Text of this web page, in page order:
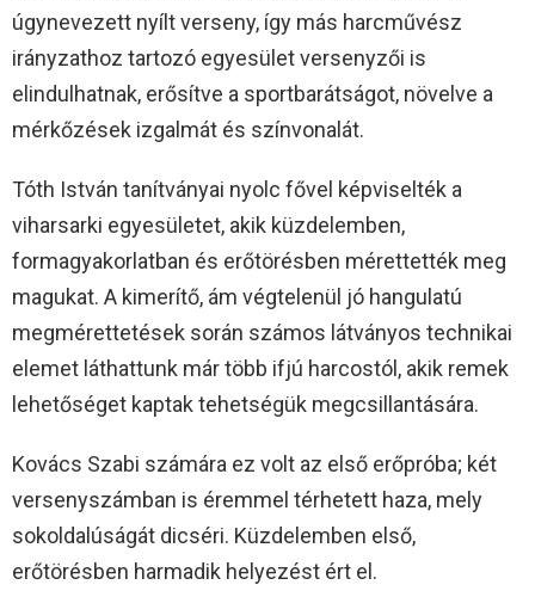
úgynevezett nyílt verseny, így más harcművész
irányzathoz tartozó egyesület versenyzői is
elindulhatnak, erősítve a sportbarátságot, növelve a
mérkőzések izgalmát és színvonalát.
Tóth István tanítványai nyolc fővel képviselték a
viharsarki egyesületet, akik küzdelemben,
formagyakorlatban és erőtörésben mérettették meg
magukat. A kimerítő, ám végtelenül jó hangulatú
megmérettetések során számos látványos technikai
elemet láthattunk már több ifjú harcostól, akik remek
lehetőséget kaptak tehetségük megcsillantására.
Kovács Szabi számára ez volt az első erőpróba; két
versenyszámban is éremmel térhetett haza, mely
sokoldalúságát dicséri. Küzdelemben első,
erőtörésben harmadik helyezést ért el.